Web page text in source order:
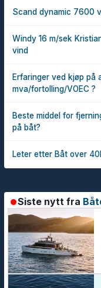
Scand dynamic 7600
Windy 16 m/sek
vind
Erfaringer ved kjøp på
mva/fortolling/VOEC ?
Beste middel for
på båt?
Leter etter Båt over
Siste nytt fra